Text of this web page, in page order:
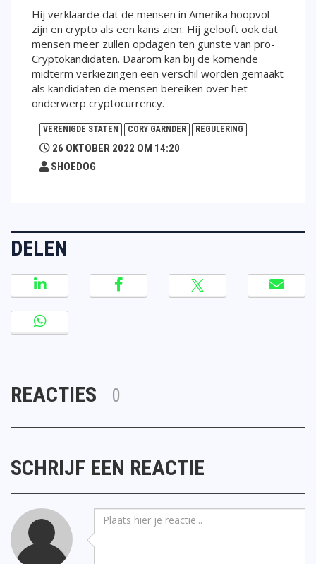
Hij verklaarde dat de mensen in Amerika hoopvol
zijn en crypto als een kans zien. Hij gelooft ook dat
mensen meer zullen opdagen ten gunste van pro-
Cryptokandidaten. Daarom kan bij de komende
midterm verkiezingen een verschil worden gemaakt
als kandidaten de mensen bereiken over het
onderwerp cryptocurrency.
VERENIGDE STATEN CORY GARNDER REGULERING
26 OKTOBER 2022 OM 14:20
SHOEDOG
DELEN
REACTIES 0
SCHRIJF EEN REACTIE